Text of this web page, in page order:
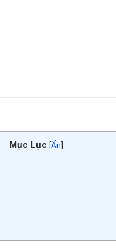
Mục Lục [Ẩn]